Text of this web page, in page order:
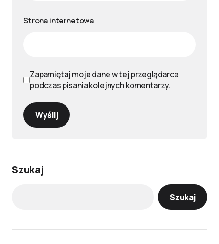
Strona internetowa
Zapamiętaj moje dane w tej przeglądarce
podczas pisania kolejnych komentarzy.
Wyślij
Szukaj
Szukaj